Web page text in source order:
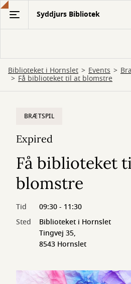
Gå
hovedindhold
Syddjurs Bibliotek
Biblioteket i Hornslet Events
Få biblioteket til at blomstre
BRÆTSPIL
Expired
Få biblioteket
blomstre
Tid
09:30 - 11:30
Sted
Biblioteket i Hornslet
Tingvej 35,
8543 Hornslet